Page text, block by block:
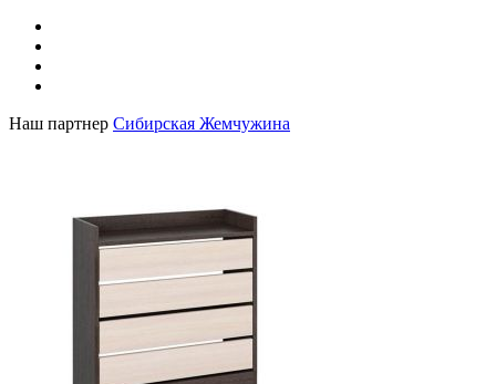
Наш партнер Сибирская Жемчужина